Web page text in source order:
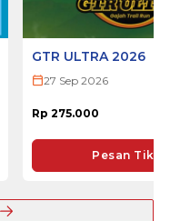
GTR ULTRA 2026
27 Sep 2026
Rp 275.000
Pesan Tiket